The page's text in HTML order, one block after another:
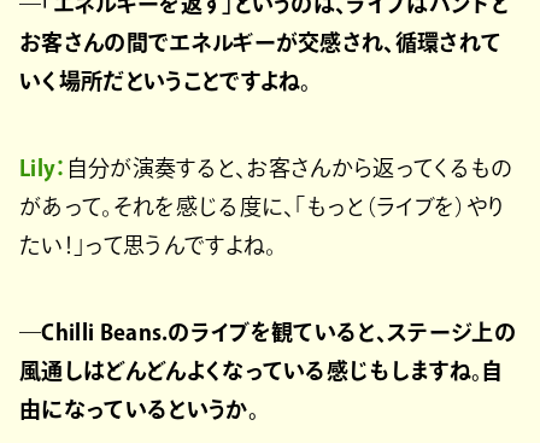
お客さんの間でエネルギーが交感され、循環されて
いく場所だということですよね。
Lily： 自分が演奏すると、お客さんから返ってくるもの
があって。それを感じる度に、「もっと（ライブを）やり
たい！」って思うんですよね。
―Chilli Beans.のライブを観ていると、ステージ上の
風通しはどんどんよくなっている感じもしますね。自
由になっているというか。